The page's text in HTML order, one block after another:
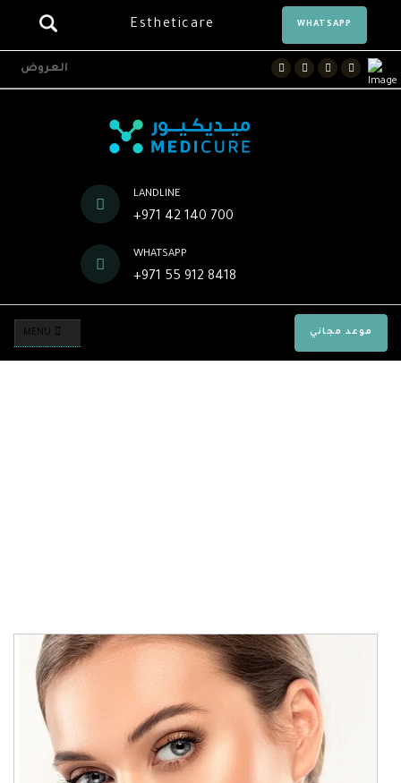
Estheticare WHATSAPP
العروض FacebookTwitterInstagram
Youtube
LANDLINE
+971 42 140 700
WHATSAPP
+971 55 912 8418
موعد مجاني MENU